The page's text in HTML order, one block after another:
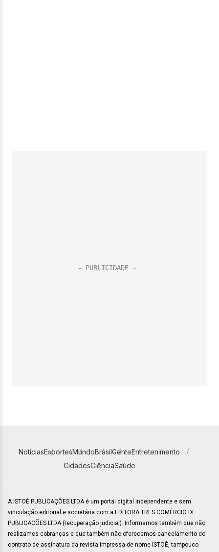
NotíciasEsportesMundoBrasilGenteEntretenimento
CidadesCiênciaSaúde
A ISTOÉ PUBLICAÇÕES LTDA é um portal digital independente e sem
vinculação editorial e societária com a EDITORA TRES COMÉRCIO DE
PUBLICACÕES LTDA (recuperação judicial). Informamos também que não
realizamos cobranças e que também não oferecemos cancelamento do
contrato de assinatura da revista impressa de nome ISTOÉ, tampouco